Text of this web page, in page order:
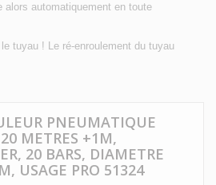
alors automatiquement en toute
tuyau ! Le ré-enroulement du tuyau
PNEUMATIQUE
METRES +1M,
20 BARS, DIAMETRE
USAGE PRO 51324